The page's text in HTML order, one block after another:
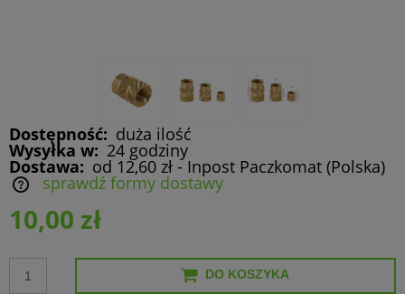
Dostępność: duża ilość
Wysyłka w: 24 godziny
Dostawa: od 12,60 zł - Inpost Paczkomat (Polska)
sprawdź formy dostawy
10,00 zł
DO KOSZYKA